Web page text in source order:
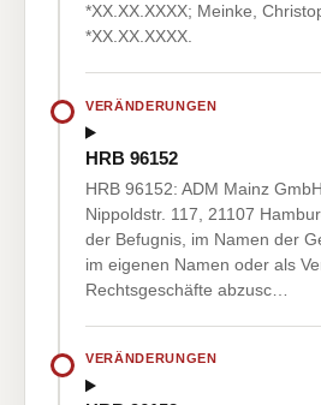
*XX.XX.XXXX; Meinke,
*XX.XX.XXXX.
VERÄNDERUNGEN
HRB 96152
HRB 96152: ADM Mainz
Nippoldstr. 117, 21107
der Befugnis, im Namen der
im eigenen Namen oder als
Rechtsgeschäfte abzusc…
VERÄNDERUNGEN